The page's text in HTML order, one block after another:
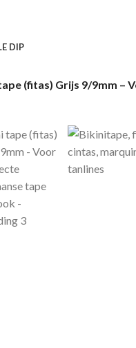
DIP
(fitas) Grijs 9/9mm –